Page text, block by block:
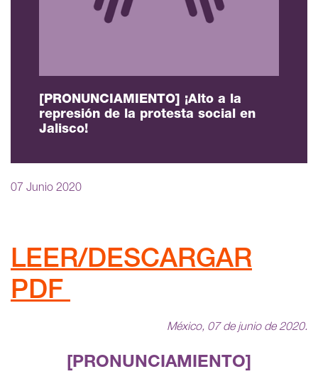
[PRONUNCIAMIENTO] ¡Alto a la
represión de la protesta social en
Jalisco!
07 Junio 2020
LEER/DESCARGAR
PDF
México, 07 de junio de 2020.
[PRONUNCIAMIENTO]